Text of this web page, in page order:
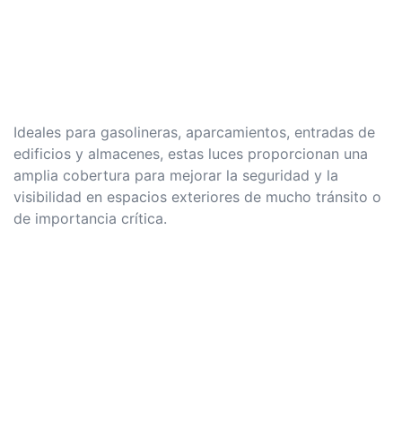
Ideales para gasolineras, aparcamientos, entradas de
edificios y almacenes, estas luces proporcionan una
amplia cobertura para mejorar la seguridad y la
visibilidad en espacios exteriores de mucho tránsito o
de importancia crítica.